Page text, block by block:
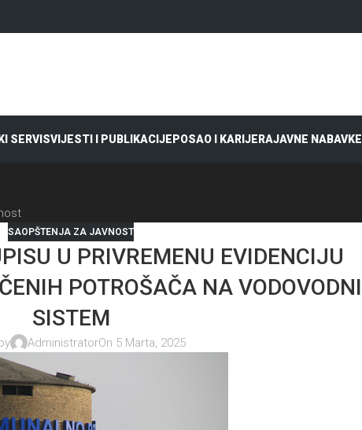
SERVISVIJESTI I PUBLIKACIJEPOSAO I KARIJERAJAVNE NABAVKE
SAOPŠTENJA ZA JAVNOST
U PRIVREMENU EVIDENCIJU
POTROŠAČA NA VODOVODNI
SISTEM
AdministratorOn 5 Marta, 2025